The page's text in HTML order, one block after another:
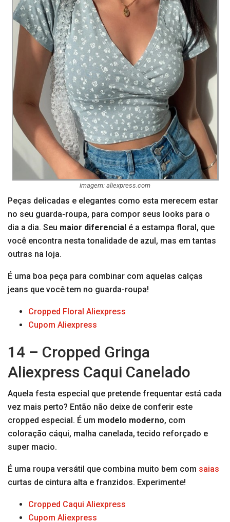
imagem: aliexpress.com
Peças delicadas e elegantes como esta merecem estar
no seu guarda-roupa, para compor seus looks para o
dia a dia. Seu maior diferencial é a estampa floral, que
você encontra nesta tonalidade de azul, mas em tantas
outras na loja.
É uma boa peça para combinar com aquelas calças
jeans que você tem no guarda-roupa!
Cropped Floral Aliexpress
Cupom Aliexpress
14 – Cropped Gringa
Aliexpress Caqui Canelado
Aquela festa especial que pretende frequentar está cada
vez mais perto? Então não deixe de conferir este
cropped especial. É um modelo moderno, com
coloração cáqui, malha canelada, tecido reforçado e
super macio.
É uma roupa versátil que combina muito bem com saias
curtas de cintura alta e franzidos. Experimente!
Cropped Caqui Aliexpress
Cupom Aliexpress